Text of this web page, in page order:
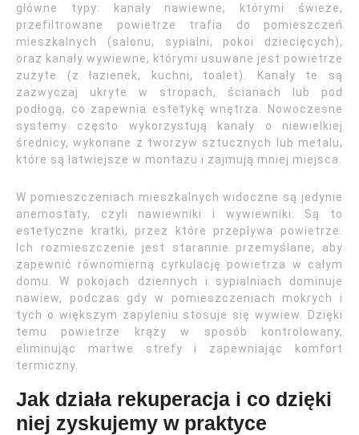
główne typy: kanały nawiewne, którymi świeże,
przefiltrowane powietrze trafia do pomieszczeń
mieszkalnych (salonu, sypialni, pokoi dziecięcych),
oraz kanały wywiewne, którymi usuwane jest powietrze
zużyte (z łazienek, kuchni, toalet). Kanały te są
zazwyczaj ukryte w stropach, ścianach lub pod
podłogą, co zapewnia estetykę wnętrza. Nowoczesne
systemy często wykorzystują kanały o niewielkiej
średnicy, wykonane z tworzyw sztucznych lub metalu,
które są łatwiejsze w montażu i zajmują mniej miejsca.
W pomieszczeniach mieszkalnych widoczne są jedynie
anemostaty, czyli nawiewniki i wywiewniki. Są to
estetyczne kratki, przez które przepływa powietrze.
Ich rozmieszczenie jest starannie przemyślane, aby
zapewnić równomierną cyrkulację powietrza w całym
domu. W pokojach dziennych i sypialniach dominuje
nawiew, podczas gdy w pomieszczeniach mokrych i
tych o większym zapyleniu stosuje się wywiew. Dzięki
temu powietrze krąży w sposób kontrolowany,
eliminując martwe strefy i zapewniając komfort
termiczny.
Jak działa rekuperacja i co dzięki
niej zyskujemy w praktyce